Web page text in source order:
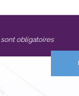
obligatoires